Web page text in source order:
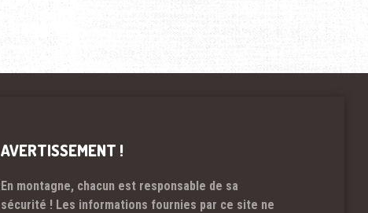
AVERTISSEMENT !
En montagne, chacun est responsable de sa
sécurité ! Les informations fournies par ce site ne